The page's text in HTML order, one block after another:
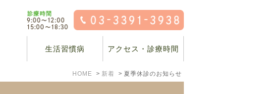
生活習慣病 アクセス・診療時間
HOME 新着 夏季休診のお知らせ